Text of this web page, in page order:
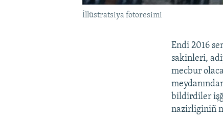
İllüstratsiya fotoresimi
Endi 2016
sakinleri,
mecbur
bildirdiler
nazirliginiñ